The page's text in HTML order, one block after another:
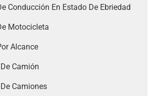
Conducción En Estado De Ebriedad
Motocicleta
Alcance
Camión
Camiones